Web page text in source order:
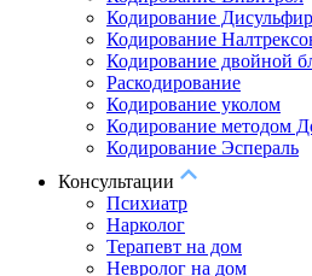
Кодирование
Кодирование
Кодирование двойной
Раскодирование
Кодирование уколом
Кодирование методом
Кодирование Эспераль
Консультации
Психиатр
Нарколог
Терапевт на дом
Невролог на дом